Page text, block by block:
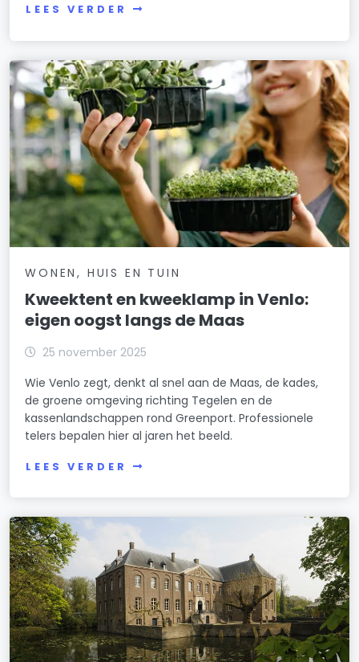
LEES VERDER
WONEN, HUIS EN TUIN
Kweektent en kweeklamp in Venlo:
eigen oogst langs de Maas
25 november 2025
Wie Venlo zegt, denkt al snel aan de Maas, de kades,
de groene omgeving richting Tegelen en de
kassenlandschappen rond Greenport. Professionele
telers bepalen hier al jaren het beeld.
LEES VERDER